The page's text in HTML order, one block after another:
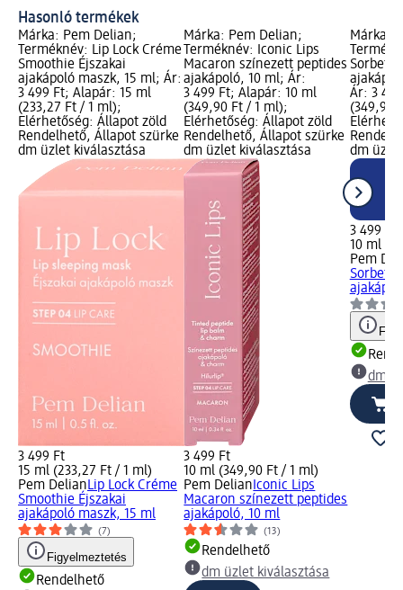
Hasonló termékek
Márka: Pem Delian;
Terméknév: Lip Lock Créme
Smoothie Éjszakai
ajakápoló maszk, 15 ml; Ár:
3 499 Ft; Alapár: 15 ml
(233,27 Ft / 1 ml);
Elérhetőség: Állapot zöld
Rendelhető, Állapot szürke
dm üzlet kiválasztása
3 499 Ft
15 ml (233,27 Ft / 1 ml)
Pem DelianLip Lock Créme
Smoothie Éjszakai
ajakápoló maszk, 15 ml
(7)
Figyelmeztetés
Rendelhető
Márka: Pem Delian;
Terméknév: Iconic Lips
Macaron színezett peptides
ajakápoló, 10 ml; Ár:
3 499 Ft; Alapár: 10 ml
(349,90 Ft / 1 ml);
Elérhetőség: Állapot zöld
Rendelhető, Állapot szürke
dm üzlet kiválasztása
3 499 Ft
10 ml (349,90 Ft / 1 ml)
Pem DelianIconic Lips
Macaron színezett peptides
ajakápoló, 10 ml
(13)
Rendelhető
dm üzlet kiválasztása
Márka:
Sorbet
Ár: 3
(349,90
dm
3 499 Ft
10 ml
Pem
Sorbet
dm